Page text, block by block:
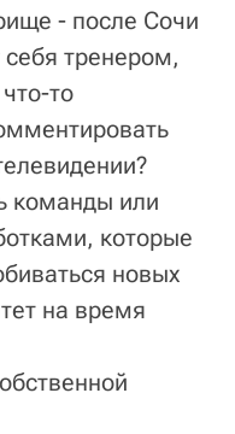
- после Сочи
тренером,
то
команды или
которые
новых
на время